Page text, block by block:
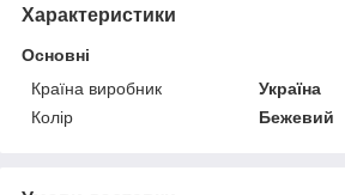
Характеристики
Основні
Країна виробник
Україна
Колір
Бежевий